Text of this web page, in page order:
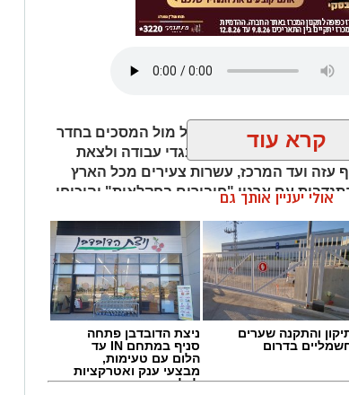
מעבירים את החופש הגדול מול המסכים בחדר
מוקדם בוקר, ללבוש בגדי עבודה ולצאת
עזה ועד המרכז, עשרות צעירים מכל הארץ
עם ארגון "חיבורים בחקלאות" והוכיחו
את החופש הגדול מול המסכים בחדר ממוזג, יש
ללבוש בגדי עבודה ולצאת לשדות. מהדרום דרך
מכל הארץ יצאו בימים האחרונים להתנדבות
והוכיחו שהדור הצעיר מלא בערכים, ציונות ואהבת
קרא עוד
אולי יעניין אותך גם
והתקנה שערים
בדרום
ניצת הדובדבן פתחה
סניף במתחם IN עד
הלום עם טעימות,
מבצעי ענק ואטרקציות
לכל המשפחה